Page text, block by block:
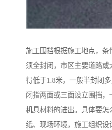
施工围挡根据施工地点，
须全封闭，市区主要道路
得低于1.8米，一般半封闭
闭指两面或三面设立围挡
机具材料的进出。具体要怎
纸、现场环境，施工组织